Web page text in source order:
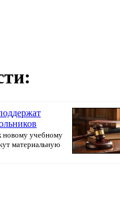
новому учебному
материальную